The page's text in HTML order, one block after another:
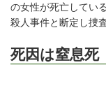
の女性が死亡してい
殺人事件と断定し捜
死因は窒息死